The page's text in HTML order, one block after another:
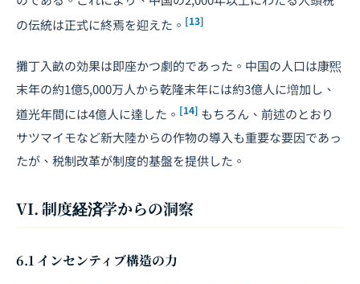
の伝統は正式に終焉を迎えた。 [13]
攤丁入畝の効果は即座かつ劇的であった。中国の人口は康煕
末年の約1億5,000万人から乾隆末年には約3億人に増加し、
道光年間には4億人に達した。 [14] もちろん、前述のとおり
サツマイモなど新大陸からの作物の導入も重要な要因であっ
たが、税制改革が制度的基盤を提供した。
VI. 制度経済学からの洞察
6.1 インセンティブ構造の力